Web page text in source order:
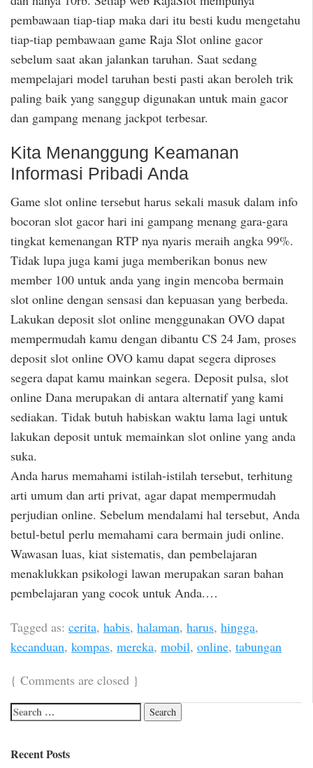
pembawaan tiap-tiap maka dari itu besti kudu mengetahu
tiap-tiap pembawaan game Raja Slot online gacor
sebelum saat akan jalankan taruhan. Saat sedang
mempelajari model taruhan besti pasti akan beroleh trik
paling baik yang sanggup digunakan untuk main gacor
dan gampang menang jackpot terbesar.
Kita Menanggung Keamanan
Informasi Pribadi Anda
Game slot online tersebut harus sekali masuk dalam info
bocoran slot gacor hari ini gampang menang gara-gara
tingkat kemenangan RTP nya nyaris meraih angka 99%.
Tidak lupa juga kami juga memberikan bonus new
member 100 untuk anda yang ingin mencoba bermain
slot online dengan sensasi dan kepuasan yang berbeda.
Lakukan deposit slot online menggunakan OVO dapat
mempermudah kamu dengan dibantu CS 24 Jam, proses
deposit slot online OVO kamu dapat segera diproses
segera dapat kamu mainkan segera. Deposit pulsa, slot
online Dana merupakan di antara alternatif yang kami
sediakan. Tidak butuh habiskan waktu lama lagi untuk
lakukan deposit untuk memainkan slot online yang anda
suka.
Anda harus memahami istilah-istilah tersebut, terhitung
arti umum dan arti privat, agar dapat mempermudah
perjudian online. Sebelum mendalami hal tersebut, Anda
betul-betul perlu memahami cara bermain judi online.
Wawasan luas, kiat sistematis, dan pembelajaran
menaklukkan psikologi lawan merupakan saran bahan
pembelajaran yang cocok untuk Anda.…
Tagged as: cerita, habis, halaman, harus, hingga,
kecanduan, kompas, mereka, mobil, online, tabungan
{ Comments are closed }
Recent Posts